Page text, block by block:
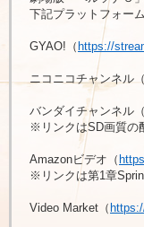
下記プラットフォー
GYAO!（ https://
ニコニコチャンネル（
バンダイチャンネル（
※リンクはSD画質の
Amazonビデオ（
※リンクは第1章
Video Market（